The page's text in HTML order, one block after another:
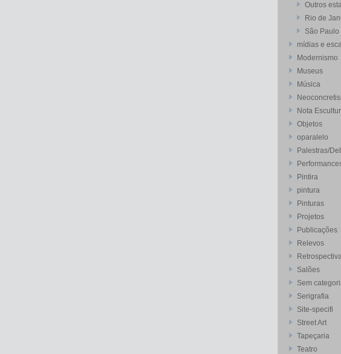
Outros
Rio de
São Paulo
mídias e
Modernismo
Museus
Música
Nota
Objetos
oparalelo
Palestras/
Pintira
pintura
Pinturas
Projetos
Publicações
Relevos
Salões
Sem
Serigrafia
Site-specifi
Street Art
Tapeçaria
Teatro